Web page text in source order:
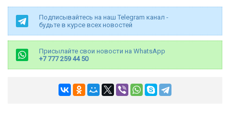
Подписывайтесь на наш Telegram канал -
будьте в курсе всех новостей
Присылайте свои новости на WhatsApp
+7 777 259 44 50